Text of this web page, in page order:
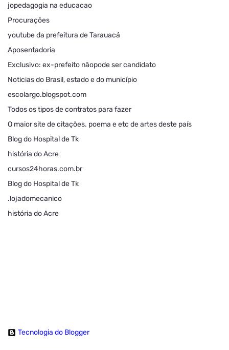
jopedagogia na educacao
Procurações
youtube da prefeitura de Tarauacá
Aposentadoria
Exclusivo: ex-prefeito nãopode ser candidato
Noticias do Brasil, estado e do município
escolargo.blogspot.com
Todos os tipos de contratos para fazer
O maior site de citações. poema e etc de artes deste país
Blog do Hospital de Tk
história do Acre
cursos24horas.com.br
Blog do Hospital de Tk
.lojadomecanico
história do Acre
Tecnologia do Blogger